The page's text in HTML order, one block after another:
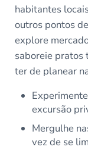
habitantes
outros pontos
explore
saboreie pratos
ter de planear
excursão
Mergulhe
vez de se